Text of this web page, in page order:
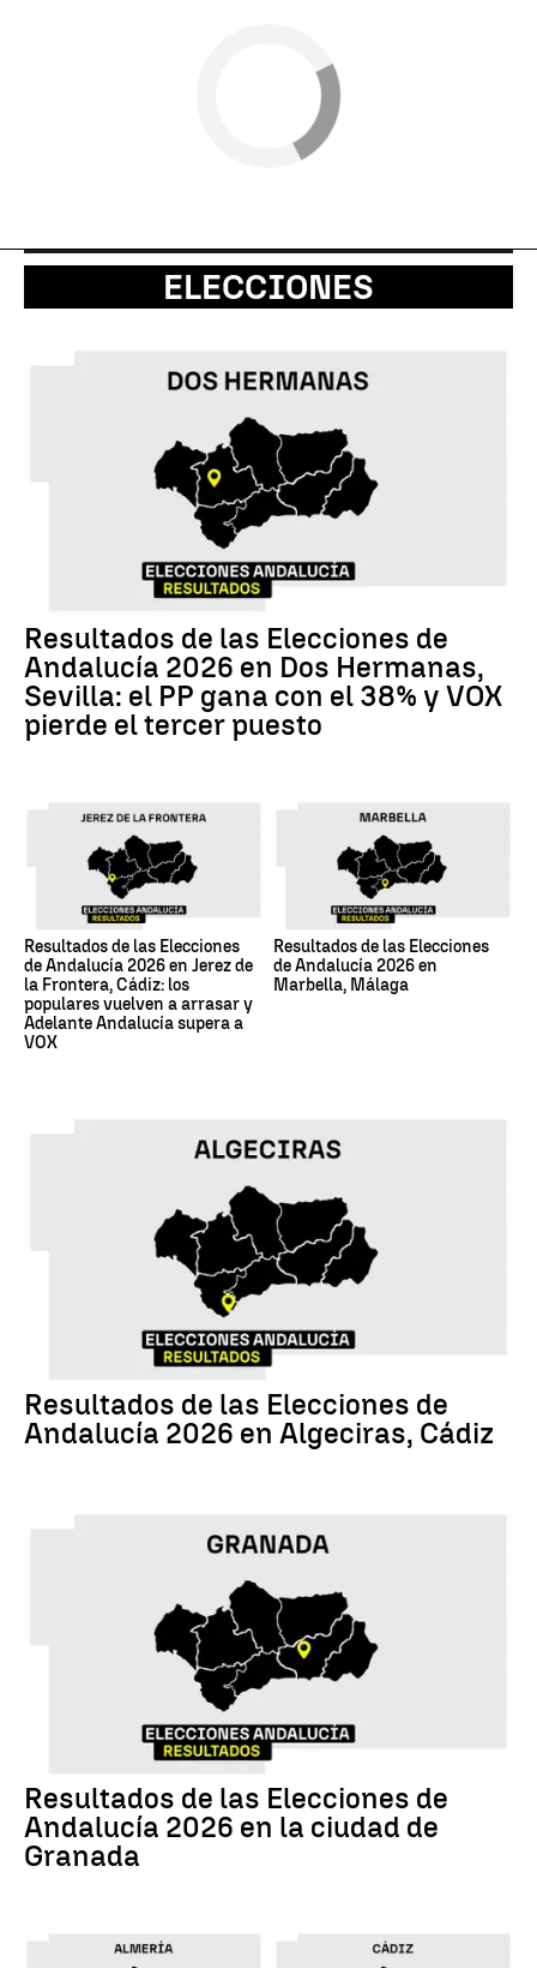
ELECCIONES
Resultados de las Elecciones de
Andalucía 2026 en Dos Hermanas,
Sevilla: el PP gana con el 38% y VOX
pierde el tercer puesto
Resultados de las Elecciones
de Andalucía 2026 en Jerez de
la Frontera, Cádiz: los
populares vuelven a arrasar y
Adelante Andalucía supera a
VOX
Resultados de las Elecciones
de Andalucía 2026 en
Marbella, Málaga
Resultados de las Elecciones de
Andalucía 2026 en Algeciras, Cádiz
Resultados de las Elecciones de
Andalucía 2026 en la ciudad de
Granada